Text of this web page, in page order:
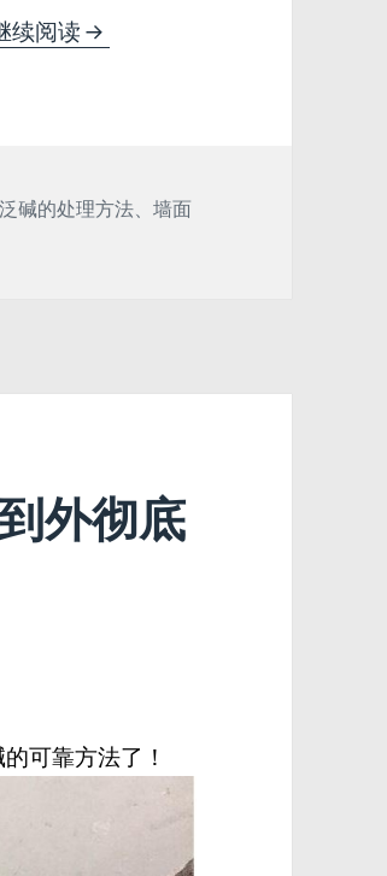
续阅读老房子墙面潮湿起碱用这种
碱的处理方法、墙面
外彻底
可靠方法了！